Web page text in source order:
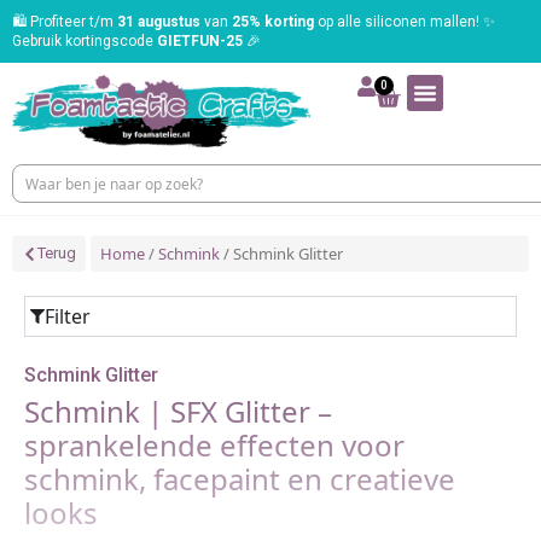
🛍️ Profiteer t/m 31 augustus van 25% korting op alle siliconen mallen! ✨
Gebruik kortingscode GIETFUN-25 🎉
0
Terug Home/Schmink/ Schmink Glitter
Filter
Schmink Glitter
Schmink | SFX Glitter –
sprankelende effecten voor
schmink, facepaint en creatieve
looks